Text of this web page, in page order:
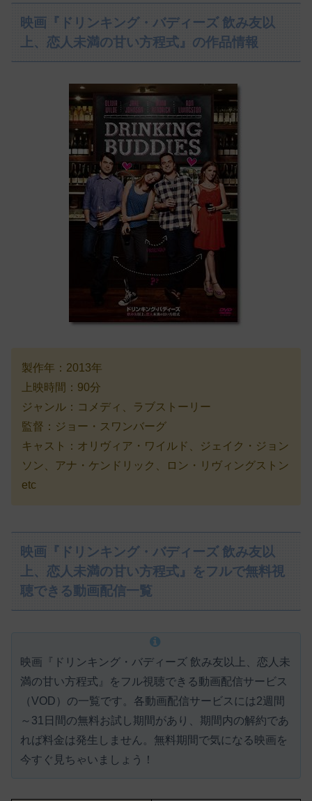
映画『ドリンキング・バディーズ 飲み友以
上、恋人未満の甘い方程式』の作品情報
製作年：2013年
上映時間：90分
ジャンル：コメディ、ラブストーリー
監督：ジョー・スワンバーグ
キャスト：オリヴィア・ワイルド、ジェイク・ジョン
ソン、アナ・ケンドリック、ロン・リヴィングストン
etc
映画『ドリンキング・バディーズ 飲み友以
上、恋人未満の甘い方程式』をフルで無料視
聴できる動画配信一覧
映画『ドリンキング・バディーズ 飲み友以上、恋人未
満の甘い方程式』をフル視聴できる動画配信サービス
（VOD）の一覧です。各動画配信サービスには2週間
～31日間の無料お試し期間があり、期間内の解約であ
れば料金は発生しません。 無料期間で気になる映画を
今すぐ見ちゃいましょう！